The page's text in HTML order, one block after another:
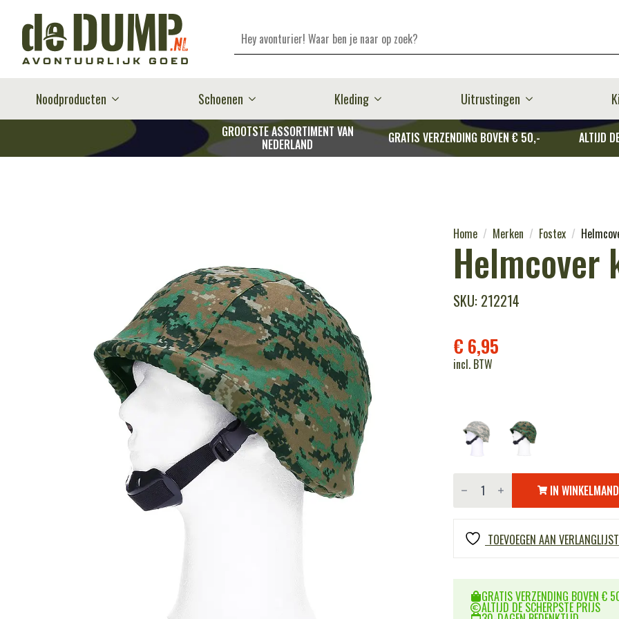
Zoeken
Noodproducten Schoenen Kleding Uitrustingen
GROOTSTE ASSORTIMENT VAN
NEDERLAND GRATIS VERZENDING BOVEN € 50,- ALTIJD
Home Merken Fostex
Helmcover
SKU: 212214
€ 6,95
incl. BTW
Helmcover
katoen IN WINKELMAND
TOEVOEGEN AAN VERLANGLIJST
GRATIS VERZENDING BOVEN €
ALTIJD DE SCHERPSTE PRIJS